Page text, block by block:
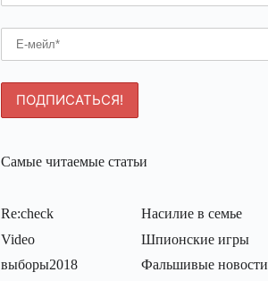
Самые читаемые статьи
Re:check
Насилие в семье
Video
Шпионские игры
выборы2018
Фальшивые новости